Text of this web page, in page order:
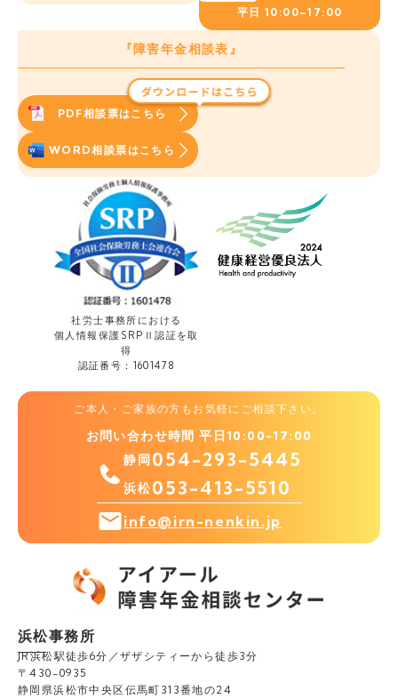
平日 10:00~17:00
『障害年金相談表』
PDF相談票はこちら
WORD相談票はこちら
社労士事務所における
個人情報保護SRPⅡ認証を取
得
認証番号：1601478
ご本人・ご家族の方もお気軽にご相談下さい。
お問い合わせ時間 平日10:00-17:00
静岡054-293-5445
浜松053-413-5510
info@irn-nenkin.jp
浜松事務所
JR浜松駅徒歩6分／ザザシティーから徒歩3分
〒430-0935
静岡県浜松市中央区伝馬町313番地の24